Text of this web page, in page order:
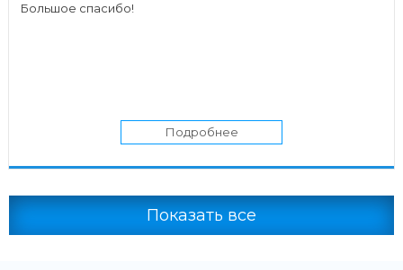
Большое спасибо!
Подробнее
Показать все